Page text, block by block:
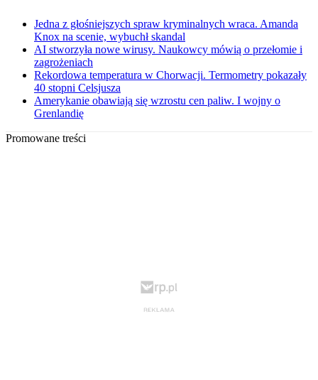
Jedna z głośniejszych spraw kryminalnych wraca. Amanda
Knox na scenie, wybuchł skandal
AI stworzyła nowe wirusy. Naukowcy mówią o przełomie i
zagrożeniach
Rekordowa temperatura w Chorwacji. Termometry pokazały
40 stopni Celsjusza
Amerykanie obawiają się wzrostu cen paliw. I wojny o
Grenlandię
Promowane treści